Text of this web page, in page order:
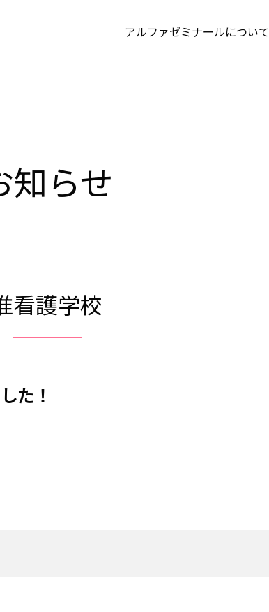
アルファゼミナールについて
知らせ
看護学校
た！